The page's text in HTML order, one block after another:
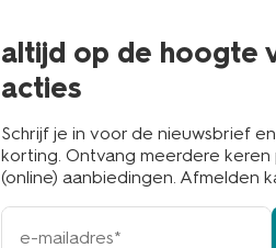
altijd op de hoogte
acties
Schrijf je in voor de nieuwsbrief
korting. Ontvang meerdere
(online) aanbiedingen. Afmelden
e-
mailadres